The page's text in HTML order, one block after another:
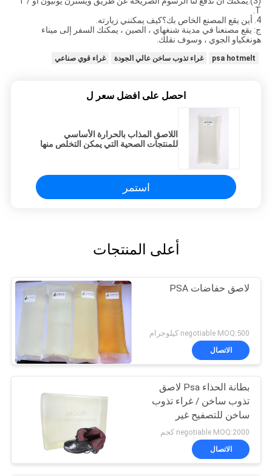
T.
4. أين يقع المصنع الخاص بك؟كيف يمكنني زيارته.
ج: يقع مصنعنا في مدينة شنغهاي ، الصين ، يمكنك السفر إلى ميناء
هونغكياو الجوي ، وسوف نقلك.
psa hotmelt غراء تذوب ساخن عالي الجودة غراء قوي صناعي
احصل على افضل سعر ل
اللاصق المذاب بالحرارة الأساسي
للمنتجات الصحية التي يمكن التخلص منها
استمر
أعلى المنتجات
لاصق حفاضات PSA
negotiable MOQ:500 كيلوجرام
الاتصال
بطانة الحذاء Psa لاصق
تذوب ساخن / غراء تذوب
ساخن للتصفيح غير
المنسوج
negotiable MOQ:2000 كجم
الاتصال